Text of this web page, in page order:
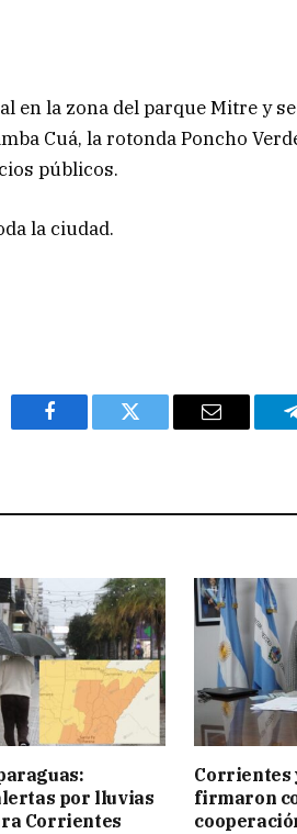
en la zona del parque Mitre y
Cuá, la rotonda Poncho
públicos.
la ciudad.
Facebook Twitter Email
por lluvias
Corrientes
Corrientes
firmaron